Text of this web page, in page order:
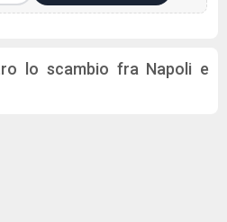
lo scambio fra Napoli e